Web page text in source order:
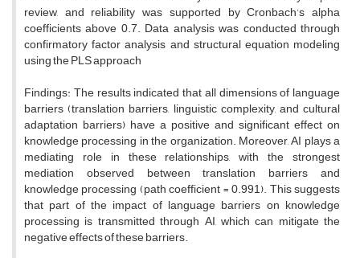
review, and reliability was supported by Cronbach’s alpha
coefficients above 0.7. Data analysis was conducted through
confirmatory factor analysis and structural equation modeling
using the PLS approach
Findings: The results indicated that all dimensions of language
barriers (translation barriers, linguistic complexity, and cultural
adaptation barriers) have a positive and significant effect on
knowledge processing in the organization. Moreover, AI plays a
mediating role in these relationships, with the strongest
mediation observed between translation barriers and
knowledge processing (path coefficient = 0.991). This suggests
that part of the impact of language barriers on knowledge
processing is transmitted through AI, which can mitigate the
negative effects of these barriers.